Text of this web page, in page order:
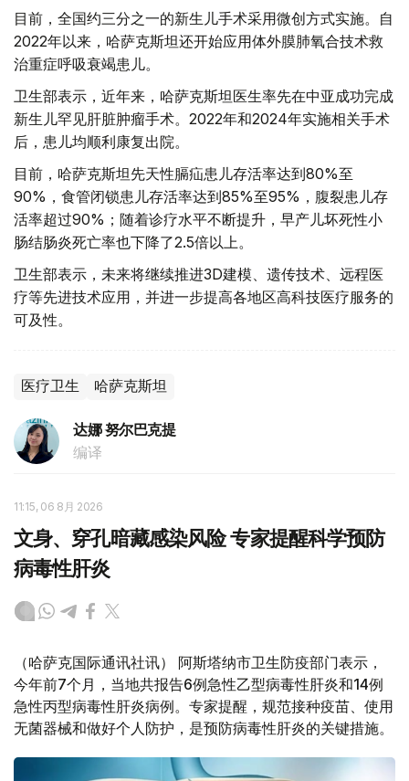
目前，全国约三分之一的新生儿手术采用微创方式实施。自
2022年以来，哈萨克斯坦还开始应用体外膜肺氧合技术救
治重症呼吸衰竭患儿。
卫生部表示，近年来，哈萨克斯坦医生率先在中亚成功完成
新生儿罕见肝脏肿瘤手术。2022年和2024年实施相关手术
后，患儿均顺利康复出院。
目前，哈萨克斯坦先天性膈疝患儿存活率达到80%至
90%，食管闭锁患儿存活率达到85%至95%，腹裂患儿存
活率超过90%；随着诊疗水平不断提升，早产儿坏死性小
肠结肠炎死亡率也下降了2.5倍以上。
卫生部表示，未来将继续推进3D建模、遗传技术、远程医
疗等先进技术应用，并进一步提高各地区高科技医疗服务的
可及性。
医疗卫生 哈萨克斯坦
达娜 努尔巴克提
编译
11:15, 06 8月 2026
文身、穿孔暗藏感染风险 专家提醒科学预防
病毒性肝炎
（哈萨克国际通讯社讯） 阿斯塔纳市卫生防疫部门表示，
今年前7个月，当地共报告6例急性乙型病毒性肝炎和14例
急性丙型病毒性肝炎病例。专家提醒，规范接种疫苗、使用
无菌器械和做好个人防护，是预防病毒性肝炎的关键措施。